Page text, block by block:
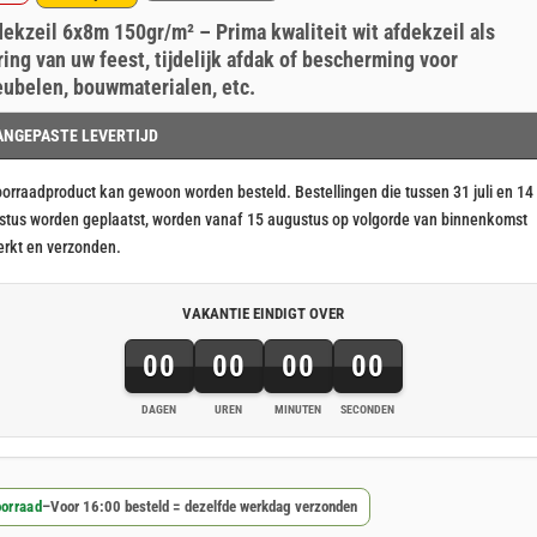
6x8m 150gr/m² – Prima kwaliteit wit afdekzeil als
van uw feest, tijdelijk afdak of bescherming voor
bouwmaterialen, etc.
LEVERTIJD
kan gewoon worden besteld. Bestellingen die tussen 31 juli en 14
worden geplaatst, worden vanaf 15 augustus op volgorde van binnenkomst
en verzonden.
VAKANTIE EINDIGT OVER
00
DAGEN
00
UREN
00
MINUTEN
00
SECONDEN
–Voor 16:00 besteld = dezelfde werkdag verzonden